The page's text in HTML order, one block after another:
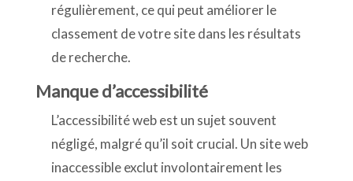
régulièrement, ce qui peut améliorer le
classement de votre site dans les résultats
de recherche.
Manque d’accessibilité
L’accessibilité web est un sujet souvent
négligé, malgré qu’il soit crucial. Un site web
inaccessible exclut involontairement les